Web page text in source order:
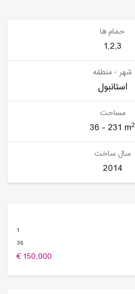
حمام ها
1,2,3
شهر - منطقه
استانبول
مساحت
36 - 231 m2
سال ساخت
2014
1
36
150,000 €